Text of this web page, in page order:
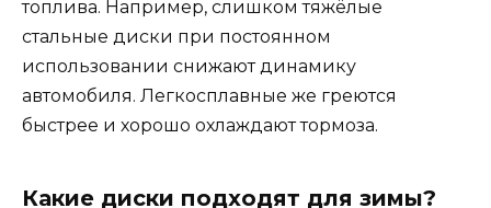
топлива. Например, слишком тяжёлые
стальные диски при постоянном
использовании снижают динамику
автомобиля. Легкосплавные же греются
быстрее и хорошо охлаждают тормоза.
Какие диски подходят для зимы?